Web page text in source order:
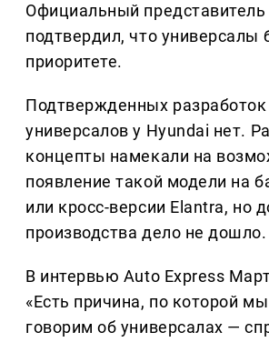
Официальный представитель
подтвердил, что универсалы
приоритете.
Подтвержденных
универсалов у Hyundai нет.
концепты намекали на
появление такой модели на
или кросс-версии Elantra, но
производства дело не дошло.
В интервью Auto Express
«Есть причина, по которой
говорим об универсалах —